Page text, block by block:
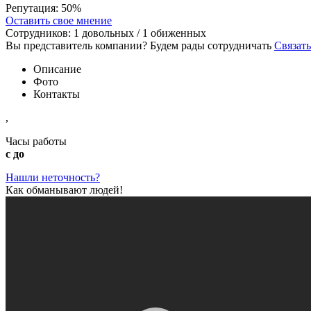
Репутация: 50%
Оставить свое мнение
Сотрудников: 1 довольных / 1 обиженных
Вы представитель компании? Будем рады сотрудничать
Описание
Фото
Контакты
,
Часы работы
с до
Нашли неточность?
Как обманывают людей!